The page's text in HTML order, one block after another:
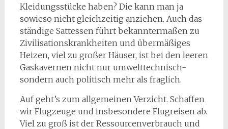
Kleidungsstücke haben? Die kann man ja
sowieso nicht gleichzeitig anziehen. Auch das
ständige Sattessen führt bekanntermaßen zu
Zivilisationskrankheiten und übermäßiges
Heizen, viel zu großer Häuser, ist bei den leeren
Gaskavernen nicht nur umwelttechnisch-
sondern auch politisch mehr als fraglich.
Auf geht’s zum allgemeinen Verzicht. Schaffen
wir Flugzeuge und insbesondere Flugreisen ab.
Viel zu groß ist der Ressourcenverbrauch und